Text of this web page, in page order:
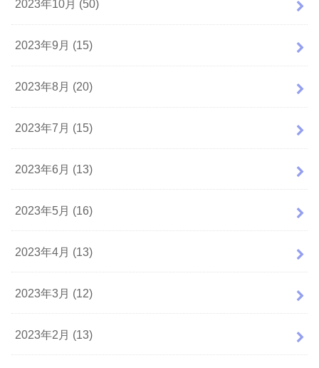
2023年10月 (50)
2023年9月 (15)
2023年8月 (20)
2023年7月 (15)
2023年6月 (13)
2023年5月 (16)
2023年4月 (13)
2023年3月 (12)
2023年2月 (13)